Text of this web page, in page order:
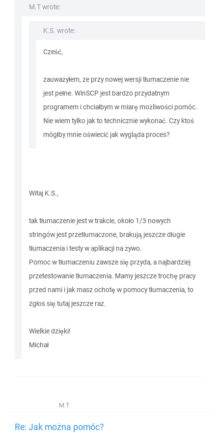
M.T wrote:
K.S. wrote:
Cześć,
zauważyłem, ze przy nowej wersji tłumaczenie nie
jest pełne. WinSCP jest bardzo przydatnym
programem i chciałbym w miarę możliwości pomóc.
Nie wiem tylko jak to technicznie wykonać. Czy ktoś
mógłby mnie oświecić jak wygląda proces?
Witaj K.S.,
tak tłumaczenie jest w trakcie, około 1/3 nowych
stringów jest przetłumaczone, brakują jeszcze długie
tłumaczenia i testy w aplikacji na żywo.
Pomoc w tłumaczeniu zawsze się przyda, a najbardziej
przetestowanie tłumaczenia. Mamy jeszcze trochę pracy
przed nami i jak masz ochotę w pomocy tłumaczenia, to
zgłoś się tutaj jeszcze raz.
Wielkie dzięki!
Michał
M.T
Re: Jak można pomóc?